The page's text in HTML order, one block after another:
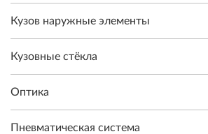
Кузов наружные элементы
Кузовные стёкла
Оптика
Пневматическая система